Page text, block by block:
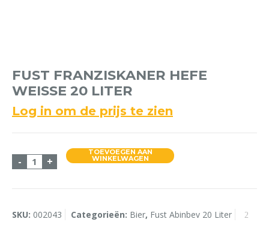
FUST FRANZISKANER HEFE
WEISSE 20 LITER
Log in om de prijs te zien
- Fust Franziskaner Hefe Weisse 20 liter aantal
+
TOEVOEGEN AAN
WINKELWAGEN
SKU: 002043 Categorieën: Bier, Fust Abinbev 20 Liter